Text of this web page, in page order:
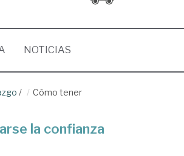
NOTICIAS
/
Cómo tener
la confianza